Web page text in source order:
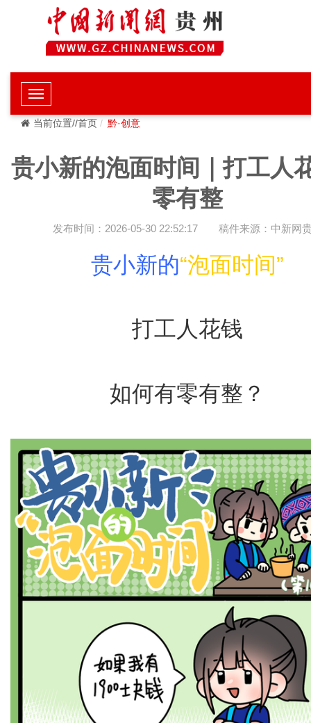
当前位置//首页 黔·创意
贵小新的泡面时间｜打工人
零有整
发布时间：2026-05-30 22:52:17 稿件来源：中新网
贵小新的“泡面时间”
打工人花钱
如何有零有整？